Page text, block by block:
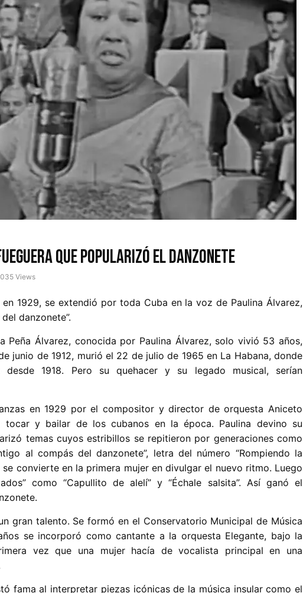
que popularizó el danzonete
Views
1929, se extendió por toda Cuba en la voz de Paulina Álvarez,
danzonete”.
Peña Álvarez, conocida por Paulina Álvarez, solo vivió 53 años,
junio de 1912, murió el 22 de julio de 1965 en La Habana, donde
1918. Pero su quehacer y su legado musical, serían
en 1929 por el compositor y director de orquesta Aniceto
y bailar de los cubanos en la época. Paulina devino su
temas cuyos estribillos se repitieron por generaciones como
al compás del danzonete”, letra del número “Rompiendo la
se convierte en la primera mujer en divulgar el nuevo ritmo. Luego
como “Capullito de alelí” y “Échale salsita”. Así ganó el
gran talento. Se formó en el Conservatorio Municipal de Música
se incorporó como cantante a la orquesta Elegante, bajo la
vez que una mujer hacía de vocalista principal en una
fama al interpretar piezas icónicas de la música insular como el